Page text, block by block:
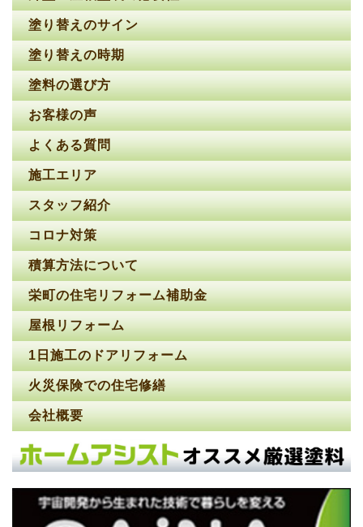
塗り替えのサイン
塗り替えの時期
塗料の選び方
お客様の声
よくある質問
施工エリア
スタッフ紹介
コロナ対策
積算方法について
栄町の住宅リフォーム補助金
屋根リフォーム
1日施工のドアリフォーム
火災保険での住宅修繕
会社概要